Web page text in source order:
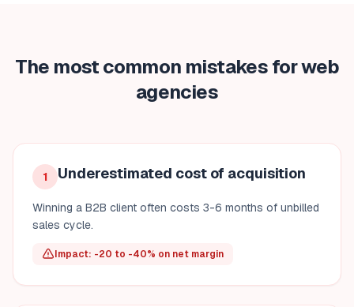
The most common mistakes for web
agencies
1 Underestimated cost of acquisition
Winning a B2B client often costs 3-6 months of unbilled
sales cycle.
Impact: -20 to -40% on net margin